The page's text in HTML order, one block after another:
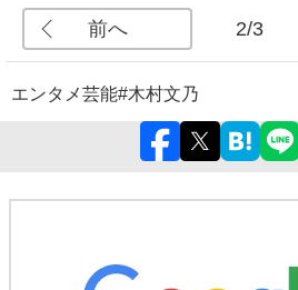
前へ 2/3
エンタメ芸能#木村文乃